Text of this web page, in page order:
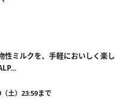
性ミルクを、手軽においしく楽し
土）23:59まで